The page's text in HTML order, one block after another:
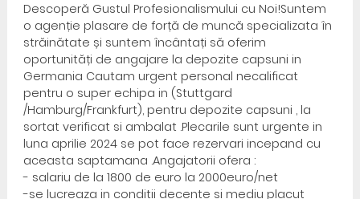
Descoperă Gustul Profesionalismului cu Noi!Suntem
o agenție plasare de forță de muncă specializata în
străinătate și suntem încântați să oferim
oportunități de angajare la depozite capsuni in
Germania Cautam urgent personal necalificat
pentru o super echipa in (Stuttgard
/Hamburg/Frankfurt), pentru depozite capsuni , la
sortat verificat si ambalat .Plecarile sunt urgente in
luna aprilie 2024 se pot face rezervari incepand cu
aceasta saptamana .Angajatorii ofera :
- salariu de la 1800 de euro la 2000euro/net
-se lucreaza in conditii decente si mediu placut